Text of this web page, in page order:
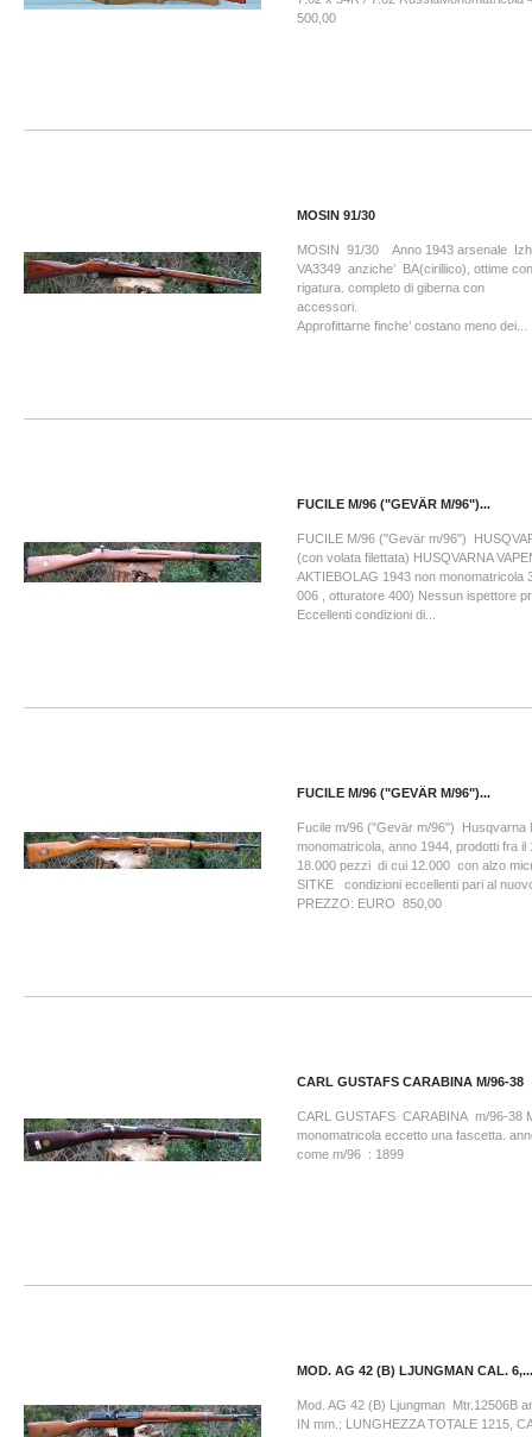
500,00
MOSIN 91/30
MOSIN 91/30 Anno 1943 arsenale
VA3349 anziche’ BA(cirillico), ottime
rigatura. completo di giberna con
Approfittarne finche’ costano meno dei...
FUCILE M/96 ("GEVÄR M/96")...
FUCILE M/96 ("Gevär m/96")
(con volata filettata) HUSQVARNA
AKTIEBOLAG 1943 non monomatricola
006 , otturatore 400) Nessun ispettore
Eccellenti condizioni di...
FUCILE M/96 ("GEVÄR M/96")...
Fucile m/96 ("Gevär m/96") Husqvarna
monomatricola, anno 1944, prodotti fra il
18.000 pezzi di cui 12.000 con alzo
SITKE condizioni eccellenti pari al
PREZZO: EURO 850,00
CARL GUSTAFS CARABINA M/96-38
CARL GUSTAFS CARABINA m/96-38
monomatricola eccetto una fascetta.
come m/96 : 1899
MOD. AG 42 (B) LJUNGMAN CAL. 6,...
Mod. AG 42 (B) Ljungman Mtr.12506B
IN mm.: LUNGHEZZA TOTALE 1215,